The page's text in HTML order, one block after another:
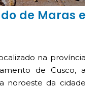
de Maras e
na província
de Cusco, a
noroeste da cidade